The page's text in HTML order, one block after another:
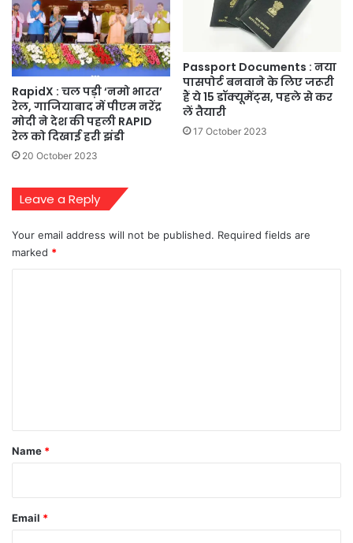
RapidX : चल पड़ी ‘नमो भारत’
रेल, गाजियाबाद में पीएम नरेंद्र
मोदी ने देश की पहली RAPID
रेल को दिखाई हरी झंडी
20 October 2023
Passport Documents : नया
पासपोर्ट बनवाने के लिए जरूरी
हैं ये 15 डॉक्यूमेंट्स, पहले से कर
लें तैयारी
17 October 2023
Leave a Reply
Your email address will not be published. Required fields are
marked *
*
Name *
Email *